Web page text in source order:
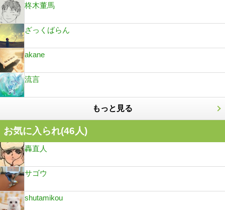
柊木董馬
ざっくばらん
akane
流言
もっと見る
お気に入られ(46人)
轟直人
サゴウ
shutamikou